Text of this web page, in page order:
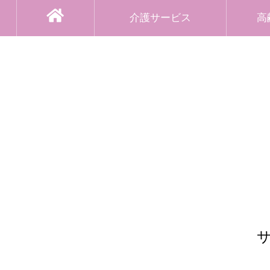
介護サービス 高